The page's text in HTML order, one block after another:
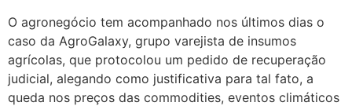
O agronegócio tem acompanhado nos últimos dias o
caso da AgroGalaxy, grupo varejista de insumos
agrícolas, que protocolou um pedido de recuperação
judicial, alegando como justificativa para tal fato, a
queda nos preços das commodities, eventos climáticos